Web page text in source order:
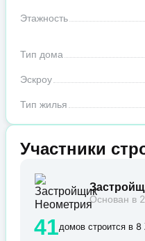
Этажность
Тип дома
Эскроу
Тип жилья
Участники
Основан в
41домов строится в